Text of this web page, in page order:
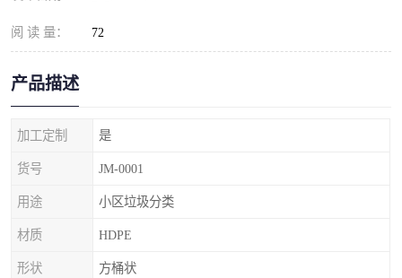
阅 读 量： 72
产品描述
加工定制 是
货号 JM-0001
用途 小区垃圾分类
材质 HDPE
形状 方桶状